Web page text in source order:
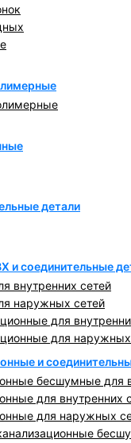
детали
и соединительные
внутренних сетей
наружных сетей
для
для
и
бесшумные для
для внутренних
для наружных